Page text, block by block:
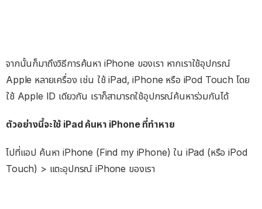
จากนั้นก็มาถึงวิธีการค้นหา iPhone ของเรา หากเราใช้อุปกรณ์
Apple หลายเครื่อง เช่น ใช้ iPad, iPhone หรือ iPod Touch โดย
ใช้ Apple ID เดียวกัน เราก็สามารถใช้อุปกรณ์ค้นหาร่วมกันได้
ตัวอย่างนี้จะใช้ iPad ค้นหา iPhone ที่ทำหาย
ไปที่แอป ค้นหา iPhone (Find my iPhone) ใน iPad (หรือ iPod
Touch) > แตะอุปกรณ์ iPhone ของเรา